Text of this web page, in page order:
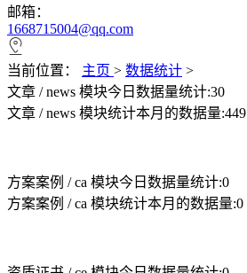
邮箱：
1668715004@qq.com
当前位置： 主页 > 数据统计 >
文章 / news 模块今日数据量统计:30
文章 / news 模块统计本月的数据量:449
方案案例 / ca 模块今日数据量统计:0
方案案例 / ca 模块统计本月的数据量:0